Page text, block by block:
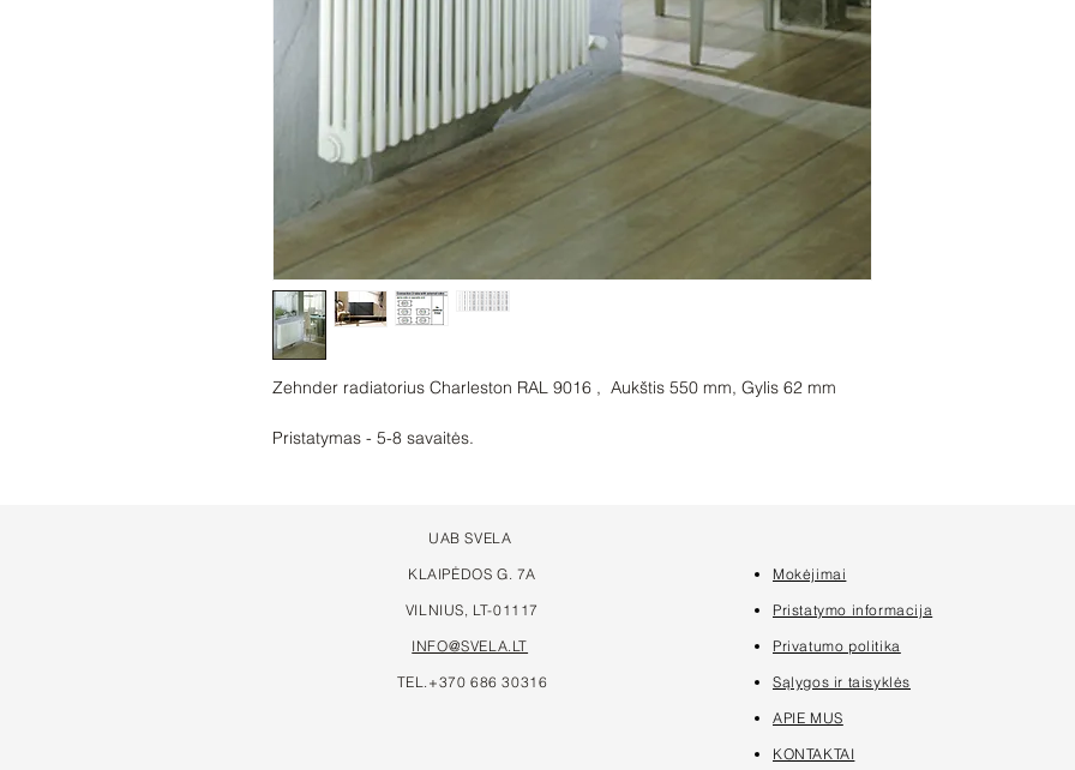
Zehnder radiatorius Charleston RAL 9016 , Aukštis 550 mm, Gylis 62 mm
Pristatymas - 5-8 savaitės.
UAB SVELA
KLAIPĖDOS G. 7A
VILNIUS, LT-01117
INFO@SVELA.LT
TEL.+370 686 30316
Mokėjimai
Pristatymo informacija
Privatumo politika
Sąlygos ir taisyklės
APIE MUS
KONTAKTAI